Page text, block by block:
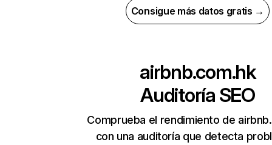
Consigue más datos gratis →
airbnb.com.hk
Auditoría SEO
Comprueba el rendimiento de
con una auditoría que detecta